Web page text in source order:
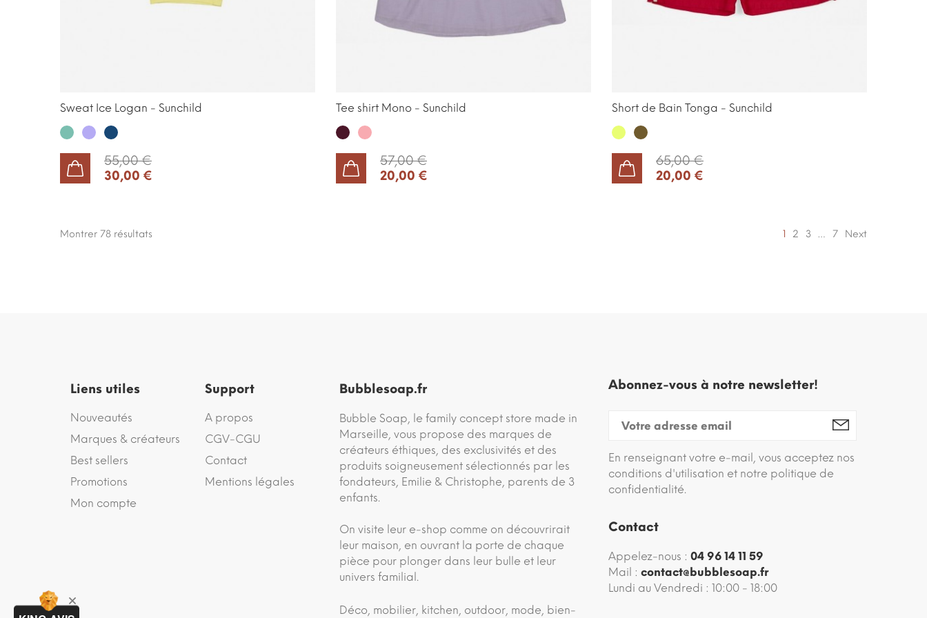
Sweat Ice Logan - Sunchild
Ice ParmeSamourai
55,00 €
30,00 €
Tee shirt Mono - Sunchild
TometteBuvard
57,00 €
20,00 €
Short de Bain Tonga - Sunchild
LimonLaiton
65,00 €
20,00 €
Montrer 78 résultats 1 2 3 … 7 Next
Liens utiles
Nouveautés
Marques & créateurs
Best sellers
Promotions
Mon compte
Support
A propos
CGV-CGU
Contact
Mentions légales
Bubblesoap.fr
Bubble Soap, le family concept store made in
Marseille, vous propose des marques de
créateurs éthiques, des exclusivités et des
produits soigneusement sélectionnés par les
fondateurs, Emilie & Christophe, parents de 3
enfants.
On visite leur e-shop comme on découvrirait
leur maison, en ouvrant la porte de chaque
pièce pour plonger dans leur bulle et leur
univers familial.
Déco, mobilier, kitchen, outdoor, mode, bien-
Abonnez-vous à notre newsletter!
En renseignant votre e-mail, vous acceptez nos
conditions d'utilisation et notre politique de
confidentialité.
Contact
Appelez-nous : 04 96 14 11 59
Mail : contact@bubblesoap.fr
Lundi au Vendredi : 10:00 - 18:00